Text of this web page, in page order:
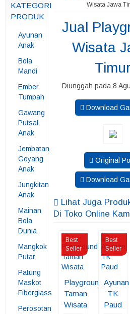
KATEGORI
PRODUK
Ayunan
Anak
Bola
Mandi
Ember
Tumpah
Gawang
Putsal
Anak
Jembatan
Goyang
Anak
Jungkitan
Anak
Mainan
Bola
Dunia
Mangkok
Putar
Patung
Maskot
Fiberglass
Perosotan
Wisata Jawa
Jual
Wisata
Timur
Diunggah pada 8
Download
Original
Download
Lihat Juga
Di Toko Online
Best
Seller
Playground
Taman
Wisata
Best
Seller
Ayunan
TK
Paud